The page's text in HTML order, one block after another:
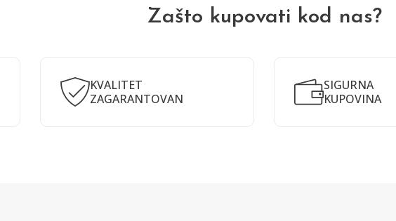
Zašto kupovati kod nas?
KVALITET
ZAGARANTOVAN
SIGURNA
KUPOVINA